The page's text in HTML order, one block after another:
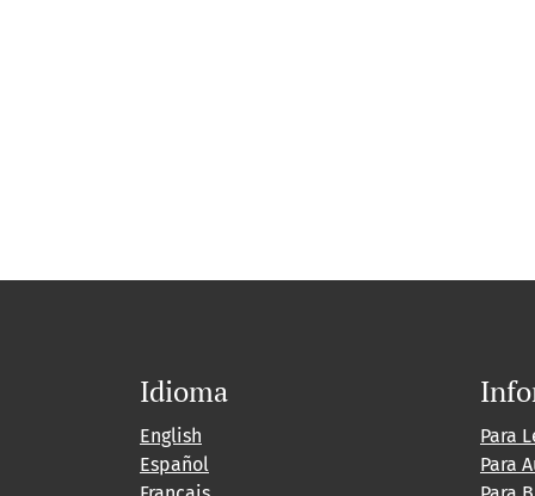
Idioma
English
Español
Para
Para